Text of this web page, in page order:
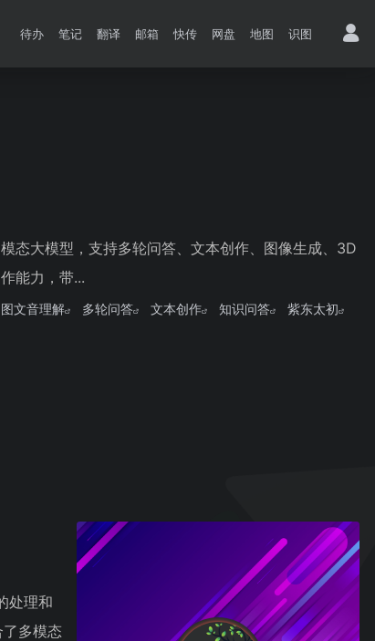
待办 笔记 翻译 邮箱 快传 网盘 地图 识图
态大模型，支持多轮问答、文本创作、图像生成、3D
能力，带...
图文音理解 多轮问答 文本创作 知识问答
紫东太初
处理和
多模态